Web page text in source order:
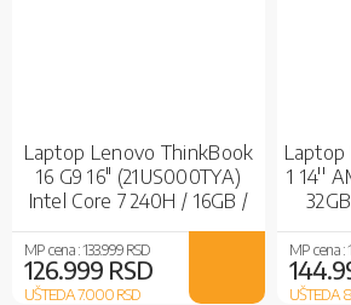
Laptop Lenovo ThinkBook
16 G9 16" (21US000TYA)
Intel Core 7 240H / 16GB /
512GB SSD / Intel Graphics /
Gray
MP cena :133.999 RSD
126.999 RSD
UŠTEDA 7.000RSD
Laptop
1 14''
MP cena :
UŠTEDA